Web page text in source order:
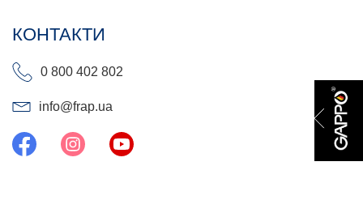
КОНТАКТИ
0 800 402 802
info@frap.ua